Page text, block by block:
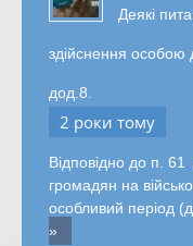
Деякі
здійснення особою
дод.8.
2 роки тому
Відповідно до п.
громадян на
особливий період
»